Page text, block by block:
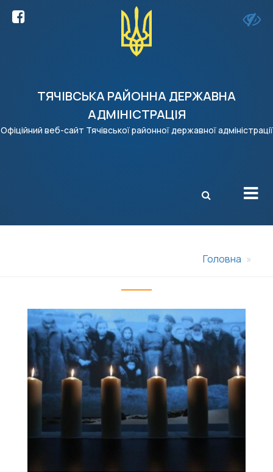
ТЯЧІВСЬКА РАЙОННА ДЕРЖАВНА
АДМІНІСТРАЦІЯ
Офіційний веб-сайт Тячівської районної державної адміністрації
X
Головна